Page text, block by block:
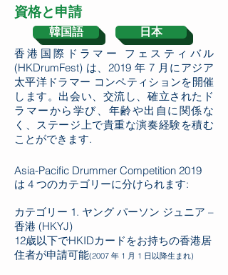
資格と申請
韓国語
日本
香港国際ドラマー フェスティバル
(HKDrumFest) は、2019 年 7 月にアジア
太平洋ドラマー コンペティションを開催
します。出会い、交流し、確立されたド
ラマーから学び、年齢や出自に関係な
く、ステージ上で貴重な演奏経験を積む
ことができます.
Asia-Pacific Drummer Competition 2019
は 4 つのカテゴリーに分けられます:
カテゴリー 1. ヤング パーソン ジュニア –
香港 (HKYJ)
12歳以下でHKIDカードをお持ちの香港居
住者が申請可能(2007 年 1 月 1 日以降生まれ)